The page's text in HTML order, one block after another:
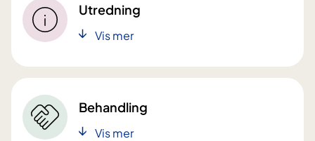
Utredning
Vis mer
Behandling
Vis mer